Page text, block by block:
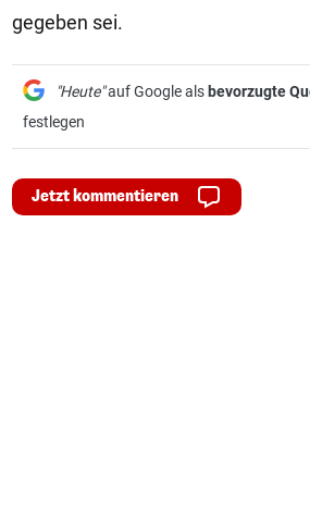
gegeben sei.
"Heute"auf Google als bevorzugte
festlegen
Jetzt kommentieren